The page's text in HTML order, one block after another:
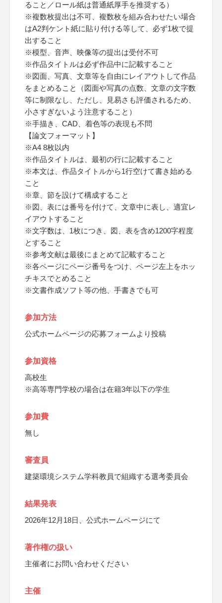
ること／ロール紙は普通紙厚手を推奨する）
※複数枚提出は不可、複数枚を組み合わせたい場合
はA2判ケント紙に貼り付ける等して、必ず1枚で提
出すること
※模型、音声、映像等の提出は受付不可
※作品タイトルは必ず作品中に記載すること
※図面、写真、文章等を自由にレイアウトして作品
をまとめること（図面や写真の点数、文章の文字数
等に制限なし、ただし、見易さも評価されるため、
小さすぎないよう注意すること）
※手描き、CAD、着色等の表現も不問
【論文フォーマット】
※A4 8枚以内
※作品タイトルは、最初の行に記載すること
※本文は、作品タイトルから1行空けて書き始める
こと
※章、節を設けて構成すること
※図、表には番号を付けて、文章中に表し、適宜レ
イアウトすること
※文字数は、1枚につき、図、表を含め1200字程度
とすること
※参考文献は最後にまとめて記載すること
※各ページにページ番号をつけ、ページ左上をホッ
チキスでとめること
※文書作成ソフト等の他、手書きでも可
参加方法
公式ホームページの応募フォームより投稿
参加資格
高校生
※高等専門学校の場合は在籍3年以下の学生
参加費
無し
審査員
建築環境システム学科教員で組織する選考委員会
結果発表
2026年12月18日、公式ホームページにて
著作権の扱い
主催者にお問い合わせください
主催